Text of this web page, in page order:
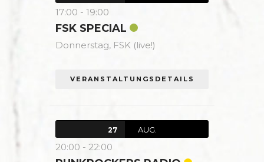
17:00 - 19:00
FSK SPECIAL
Donnerstag, FSK (live!)
VERANSTALTUNGSDETAILS
27 AUG.
20:00 - 22:00